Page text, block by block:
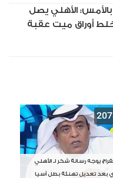
بالأمس: الأهلي يصل
يخلط أوراق ميت عقبة
يوجه رسالة شكر لـ الأهلي
بعد تعديل تهنئة بطل آسيا